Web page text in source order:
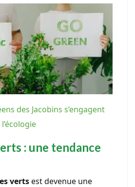
des Jacobins s’engagent
: une tendance
vertsest devenue une